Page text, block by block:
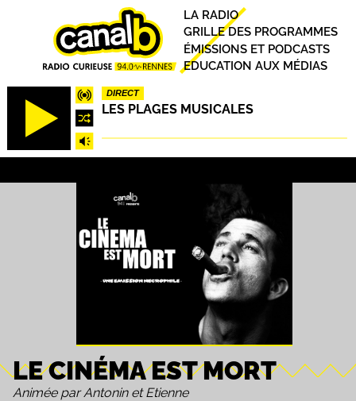
DIRECT
LES PLAGES MUSICALES
Principal
LA RADIO
GRILLE DES PROGRAMMES
ÉMISSIONS ET PODCASTS
EDUCATION AUX MÉDIAS
LE CINÉMA EST MORT
Animée par Antonin et Etienne